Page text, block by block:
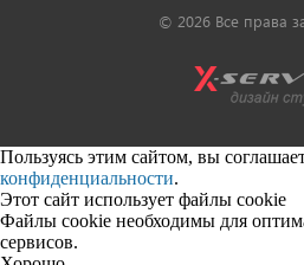
© 2026 Все права
Пользуясь этим сайтом, вы
конфиденциальности.
Этот сайт использует файлы cookie
Файлы cookie необходимы для
сервисов.